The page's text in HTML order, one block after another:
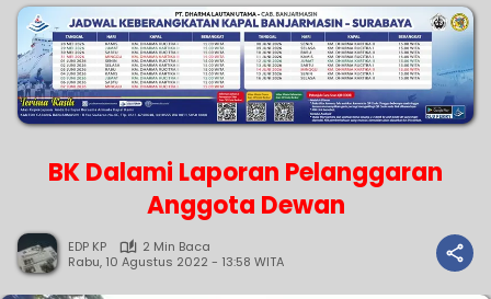
BK Dalami Laporan Pelanggaran
Anggota Dewan
EDP KP
2 Min Baca
Rabu, 10 Agustus 2022 - 13:58 WITA